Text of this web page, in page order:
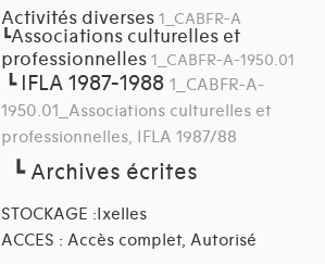
Activités diverses 1_CABFR-A
┗Associations culturelles et
professionnelles 1_CABFR-A-1950.01
┗ IFLA 1987-1988 1_CABFR-A-
1950.01_Associations culturelles et
professionnelles, IFLA 1987/88
┗Archives écrites
STOCKAGE :Ixelles
ACCES : Accès complet, Autorisé